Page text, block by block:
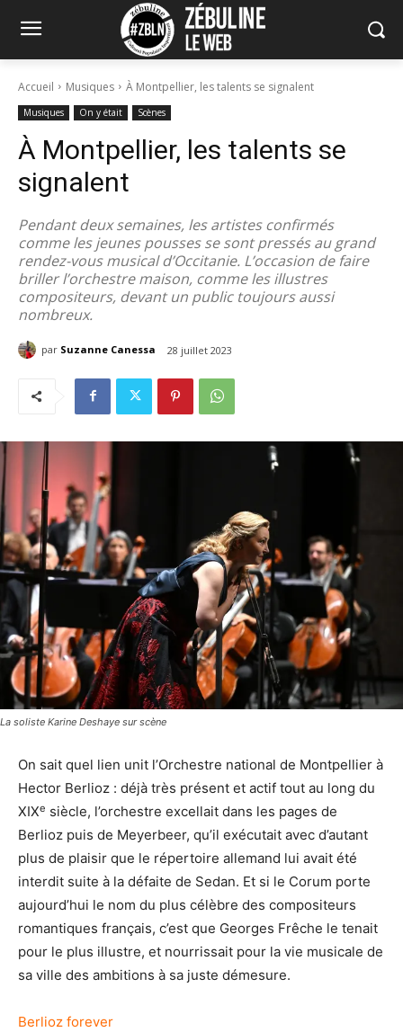
Accueil Musiques À Montpellier, les talents se signalent
Musiques On y était Scènes
À Montpellier, les talents se
signalent
Pendant deux semaines, les artistes confirmés
comme les jeunes pousses se sont pressés au grand
rendez-vous musical d’Occitanie. L’occasion de faire
briller l’orchestre maison, comme les illustres
compositeurs, devant un public toujours aussi
nombreux.
par Suzanne Canessa 28 juillet 2023
La soliste Karine Deshaye sur scène
On sait quel lien unit l’Orchestre national de Montpellier à
Hector Berlioz : déjà très présent et actif tout au long du
XIXe siècle, l’orchestre excellait dans les pages de
Berlioz puis de Meyerbeer, qu’il exécutait avec d’autant
plus de plaisir que le répertoire allemand lui avait été
interdit suite à la défaite de Sedan. Et si le Corum porte
aujourd’hui le nom du plus célèbre des compositeurs
romantiques français, c’est que Georges Frêche le tenait
pour le plus illustre, et nourrissait pour la vie musicale de
sa ville des ambitions à sa juste démesure.
Berlioz forever